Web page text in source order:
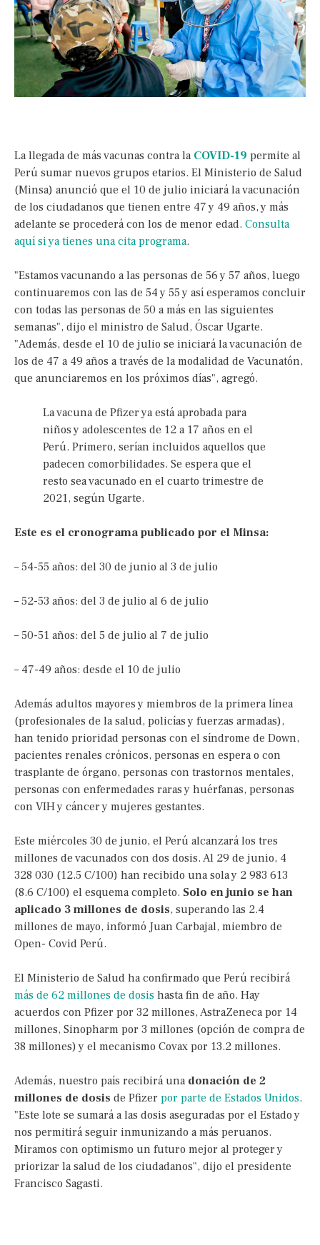
La llegada de más vacunas contra la COVID-19 permite al
Perú sumar nuevos grupos etarios. El Ministerio de Salud
(Minsa) anunció que el 10 de julio iniciará la vacunación
de los ciudadanos que tienen entre 47 y 49 años, y más
adelante se procederá con los de menor edad. Consulta
aquí si ya tienes una cita programa.
"Estamos vacunando a las personas de 56 y 57 años, luego
continuaremos con las de 54 y 55 y así esperamos concluir
con todas las personas de 50 a más en las siguientes
semanas", dijo el ministro de Salud, Óscar Ugarte.
"Además, desde el 10 de julio se iniciará la vacunación de
los de 47 a 49 años a través de la modalidad de Vacunatón,
que anunciaremos en los próximos días", agregó.
La vacuna de Pfizer ya está aprobada para
niños y adolescentes de 12 a 17 años en el
Perú. Primero, serían incluidos aquellos que
padecen comorbilidades. Se espera que el
resto sea vacunado en el cuarto trimestre de
2021, según Ugarte.
Este es el cronograma publicado por el Minsa:
– 54-55 años: del 30 de junio al 3 de julio
– 52-53 años: del 3 de julio al 6 de julio
– 50-51 años: del 5 de julio al 7 de julio
– 47-49 años: desde el 10 de julio
Además adultos mayores y miembros de la primera línea
(profesionales de la salud, policías y fuerzas armadas),
han tenido prioridad personas con el síndrome de Down,
pacientes renales crónicos, personas en espera o con
trasplante de órgano, personas con trastornos mentales,
personas con enfermedades raras y huérfanas, personas
con VIH y cáncer y mujeres gestantes.
Este miércoles 30 de junio, el Perú alcanzará los tres
millones de vacunados con dos dosis. Al 29 de junio, 4
328 030 (12.5 C/100) han recibido una sola y 2 983 613
(8.6 C/100) el esquema completo. Solo en junio se han
aplicado 3 millones de dosis, superando las 2.4
millones de mayo, informó Juan Carbajal, miembro de
Open- Covid Perú.
El Ministerio de Salud ha confirmado que Perú recibirá
más de 62 millones de dosis hasta fin de año. Hay
acuerdos con Pfizer por 32 millones, AstraZeneca por 14
millones, Sinopharm por 3 millones (opción de compra de
38 millones) y el mecanismo Covax por 13.2 millones.
Además, nuestro país recibirá una donación de 2
millones de dosis de Pfizer por parte de Estados Unidos.
"Este lote se sumará a las dosis aseguradas por el Estado y
nos permitirá seguir inmunizando a más peruanos.
Miramos con optimismo un futuro mejor al proteger y
priorizar la salud de los ciudadanos", dijo el presidente
Francisco Sagasti.